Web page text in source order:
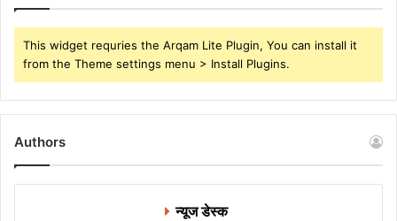
This widget requries the Arqam Lite Plugin, You can install it
from the Theme settings menu > Install Plugins.
Authors
न्यूज डेस्क